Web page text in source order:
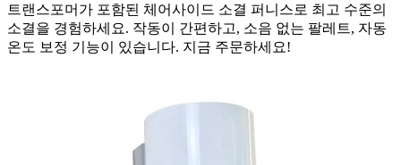
트랜스포머가 포함된 체어사이드 소결 퍼니스로 최고 수준의
소결을 경험하세요. 작동이 간편하고, 소음 없는 팔레트, 자동
온도 보정 기능이 있습니다. 지금 주문하세요!